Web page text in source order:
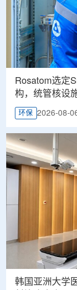
Rosatom选定
构，统管核设
环保 2026-08-
韩国亚洲大学